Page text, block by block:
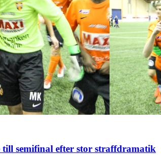
semifinal efter stor straffdramatik